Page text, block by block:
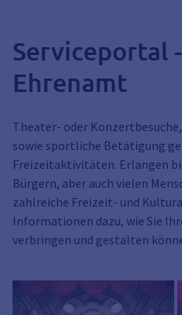
Serviceportal
Ehrenamt
Theater- oder
sowie sportliche Betätigung
Freizeitaktivitäten. Erlangen
Bürgern, aber auch vielen
zahlreiche Freizeit- und
Informationen dazu, wie Sie
verbringen und gestalten